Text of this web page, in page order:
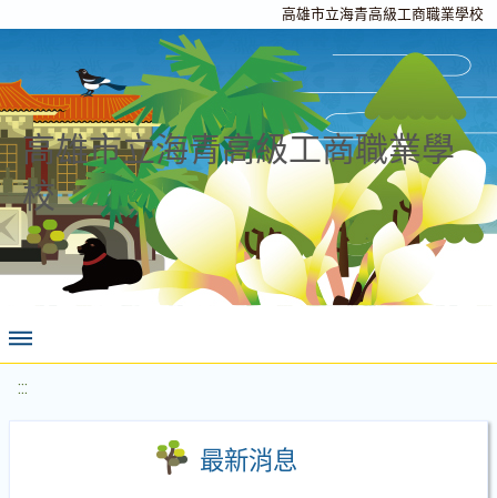
高雄市立海青高級工商職業學校
高雄市立海青高級工商職業學
校
:::
最新消息